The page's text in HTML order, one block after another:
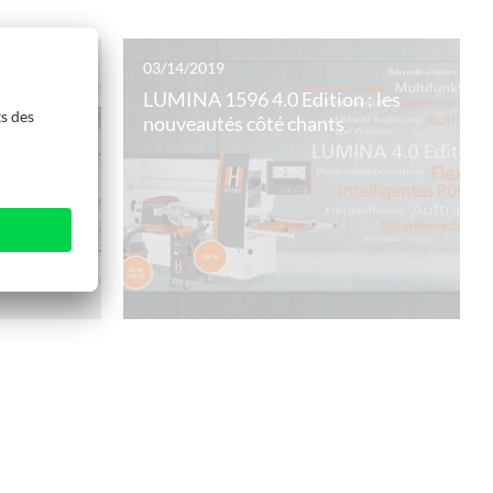
03/14/2019
LUMINA 1596 4.0 Edition : les
nouveautés côté chants